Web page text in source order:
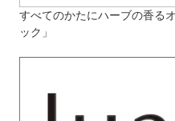
すべてのかたにハーブの香る
ック」